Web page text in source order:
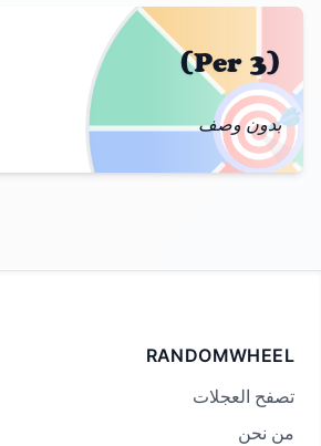
🎯
(Per 3)
بدون وصف
RANDOMWHEEL
تصفح العجلات
من نحن